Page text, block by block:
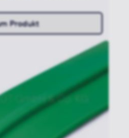
Produkt